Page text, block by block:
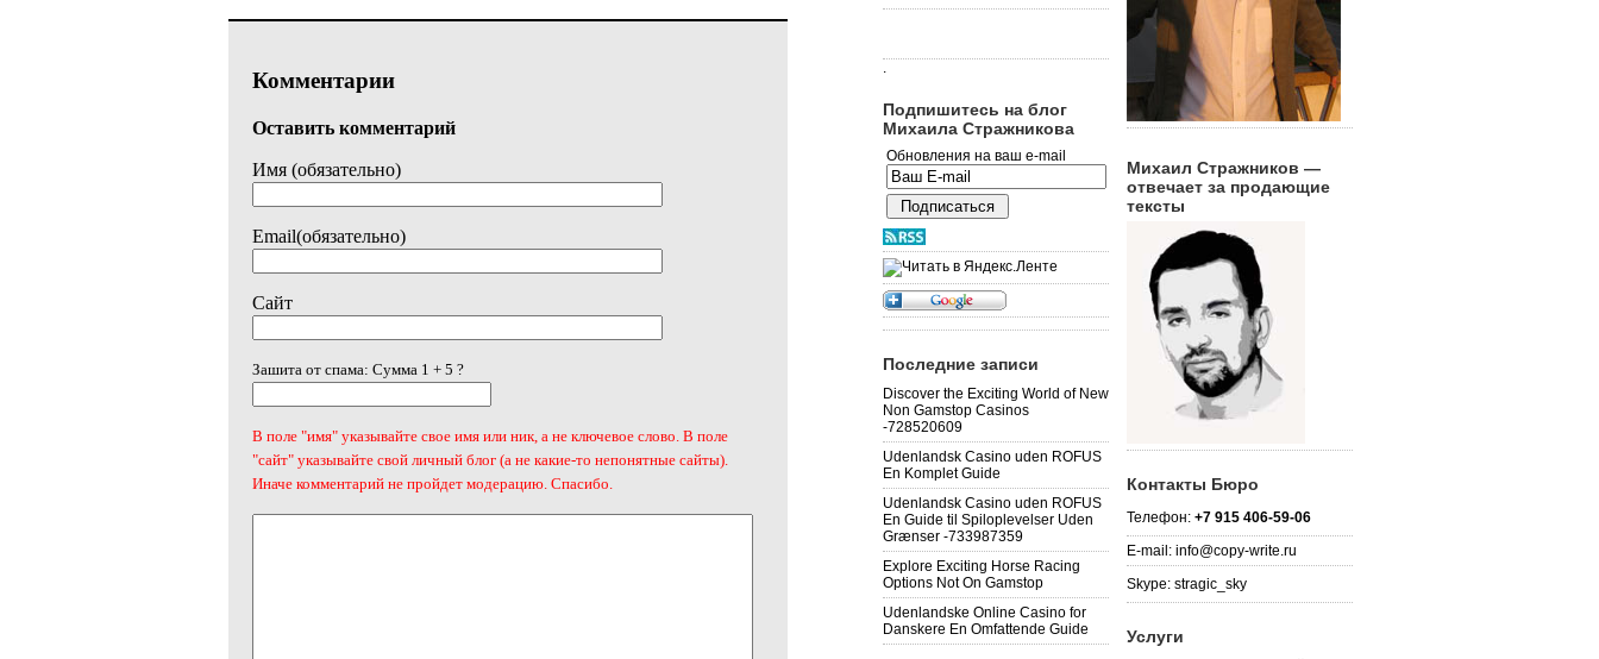
Комментарии
Оставить комментарий
Имя (обязательно)
Email(обязательно)
Сайт
Зашита от спама: Сумма 1 + 5 ?
В поле "имя" указывайте свое имя или ник, а не ключевое слово. В поле
"сайт" указывайте свой личный блог (а не какие-то непонятные сайты).
Иначе комментарий не пройдет модерацию. Спасибо.
.
Подпишитесь на блог
Михаила Стражникова
Обновления на ваш e-mail
Последние записи
Discover the Exciting World of New
Non Gamstop Casinos
-728520609
Udenlandsk Casino uden ROFUS
En Komplet Guide
Udenlandsk Casino uden ROFUS
En Guide til Spiloplevelser Uden
Grænser -733987359
Explore Exciting Horse Racing
Options Not On Gamstop
Udenlandske Online Casino for
Danskere En Omfattende Guide
Михаил Стражников —
отвечает за продающие
тексты
Контакты Бюро
Телефон: +7 915 406-59-06
E-mail: info@copy-write.ru
Skype: stragic_sky
Услуги